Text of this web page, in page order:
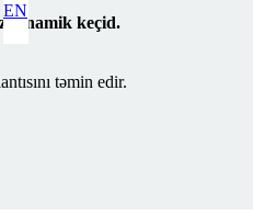
EN
dinamik keçid.
təmin edir.